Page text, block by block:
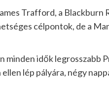
Trafford, a Blackburn
célpontok, de a
minden idők legrosszabb
lép pályára, négy